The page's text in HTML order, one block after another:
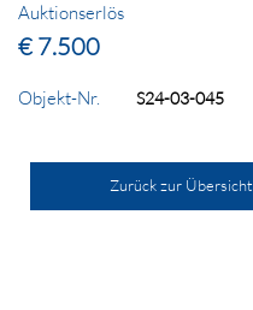
Auktionserlös
€ 7.500
Objekt-Nr. S24-03-045
Zurück zur Übersicht